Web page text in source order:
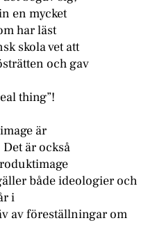
en mycket
har läst
skola vet att
och gav
thing”!
är
är också
både ideologier och
i
av föreställningar om